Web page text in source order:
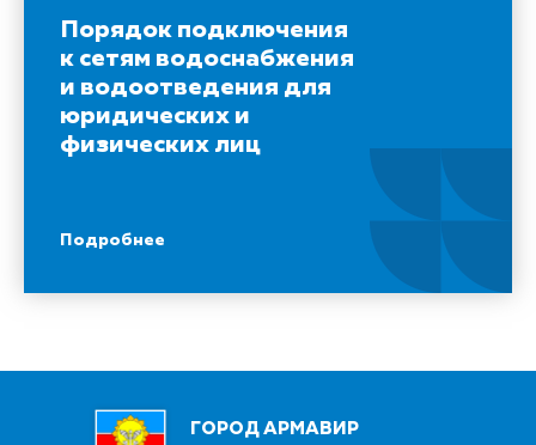
Порядок подключения
к сетям водоснабжения
и водоотведения для
юридических и
физических лиц
Подробнее
ГОРОД АРМАВИР